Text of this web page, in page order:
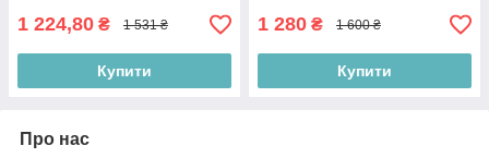
1 224,80 ₴ 1 531 ₴
Купити
1 280 ₴ 1 600 ₴
Купити
Про нас